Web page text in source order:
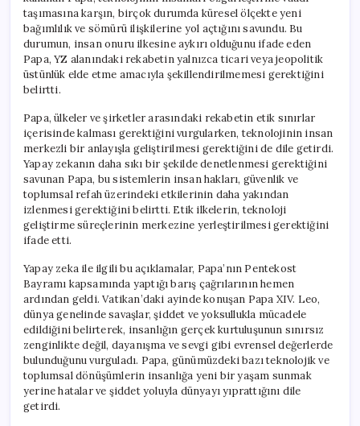
taşımasına karşın, birçok durumda küresel ölçekte yeni
bağımlılık ve sömürü ilişkilerine yol açtığını savundu. Bu
durumun, insan onuru ilkesine aykırı olduğunu ifade eden
Papa, YZ alanındaki rekabetin yalnızca ticari veya jeopolitik
üstünlük elde etme amacıyla şekillendirilmemesi gerektiğini
belirtti.
Papa, ülkeler ve şirketler arasındaki rekabetin etik sınırlar
içerisinde kalması gerektiğini vurgularken, teknolojinin insan
merkezli bir anlayışla geliştirilmesi gerektiğini de dile getirdi.
Yapay zekanın daha sıkı bir şekilde denetlenmesi gerektiğini
savunan Papa, bu sistemlerin insan hakları, güvenlik ve
toplumsal refah üzerindeki etkilerinin daha yakından
izlenmesi gerektiğini belirtti. Etik ilkelerin, teknoloji
geliştirme süreçlerinin merkezine yerleştirilmesi gerektiğini
ifade etti.
Yapay zeka ile ilgili bu açıklamalar, Papa’nın Pentekost
Bayramı kapsamında yaptığı barış çağrılarının hemen
ardından geldi. Vatikan’daki ayinde konuşan Papa XIV. Leo,
dünya genelinde savaşlar, şiddet ve yoksullukla mücadele
edildiğini belirterek, insanlığın gerçek kurtuluşunun sınırsız
zenginlikte değil, dayanışma ve sevgi gibi evrensel değerlerde
bulunduğunu vurguladı. Papa, günümüzdeki bazı teknolojik ve
toplumsal dönüşümlerin insanlığa yeni bir yaşam sunmak
yerine hatalar ve şiddet yoluyla dünyayı yıprattığını dile
getirdi.